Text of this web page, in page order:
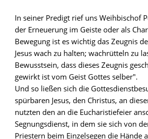
In seiner Predigt rief uns Weihbischof
der Erneuerung im Geiste oder als
Bewegung ist es wichtig das Zeugnis
Jesus wach zu halten; wachrütteln zu
Bewusstsein, dass dieses Zeugnis
gewirkt ist vom Geist Gottes selber".
Und so ließen sich die
spürbaren Jesus, den Christus, an
nutzten den an die Eucharistiefeier
Segnungsdienst, in dem sie sich von
Priestern beim Einzelsegen die Hände